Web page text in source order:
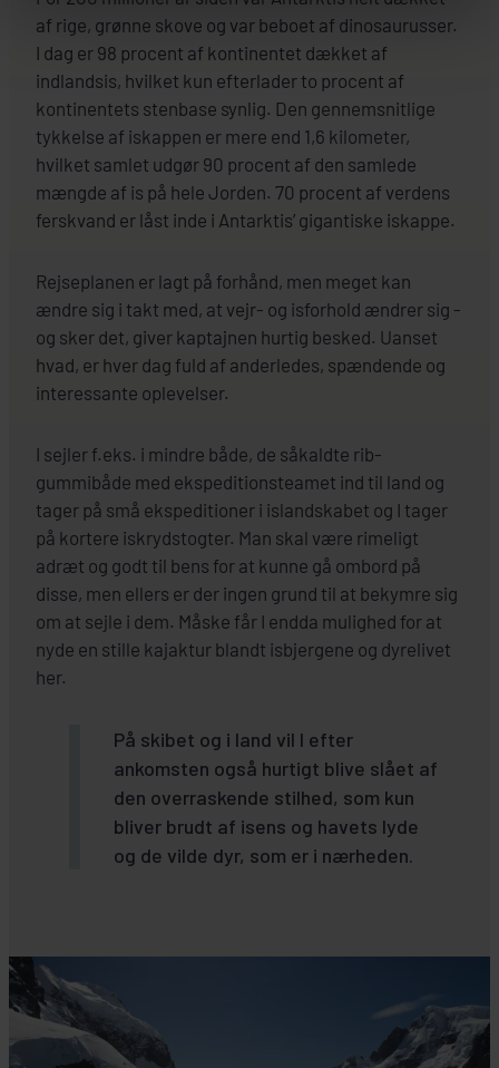
af rige, grønne skove og var beboet af dinosaurusser.
I dag er 98 procent af kontinentet dækket af
indlandsis, hvilket kun efterlader to procent af
kontinentets stenbase synlig. Den gennemsnitlige
tykkelse af iskappen er mere end 1,6 kilometer,
hvilket samlet udgør 90 procent af den samlede
mængde af is på hele Jorden. 70 procent af verdens
ferskvand er låst inde i Antarktis’ gigantiske iskappe.
Rejseplanen er lagt på forhånd, men meget kan
ændre sig i takt med, at vejr- og isforhold ændrer sig -
og sker det, giver kaptajnen hurtig besked. Uanset
hvad, er hver dag fuld af anderledes, spændende og
interessante oplevelser.
I sejler f.eks. i mindre både, de såkaldte rib-
gummibåde med ekspeditionsteamet ind til land og
tager på små ekspeditioner i islandskabet og I tager
på kortere iskrydstogter. Man skal være rimeligt
adræt og godt til bens for at kunne gå ombord på
disse, men ellers er der ingen grund til at bekymre sig
om at sejle i dem. Måske får I endda mulighed for at
nyde en stille kajaktur blandt isbjergene og dyrelivet
her.
På skibet og i land vil I efter
ankomsten også hurtigt blive slået af
den overraskende stilhed, som kun
bliver brudt af isens og havets lyde
og de vilde dyr, som er i nærheden.